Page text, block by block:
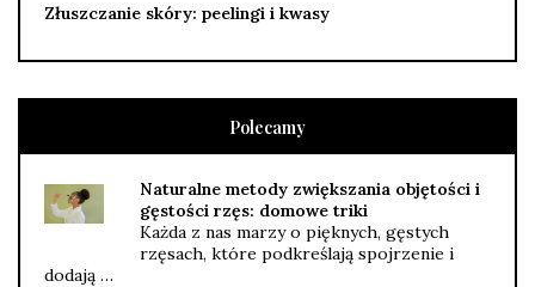
Złuszczanie skóry: peelingi i kwasy
Polecamy
Naturalne metody zwiększania objętości i
gęstości rzęs: domowe triki
Każda z nas marzy o pięknych, gęstych
rzęsach, które podkreślają spojrzenie i
dodają …